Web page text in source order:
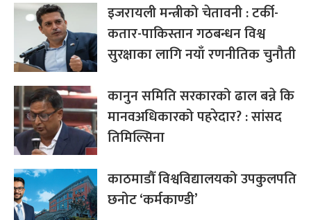
इजरायली मन्त्रीको चेतावनी : टर्की-
कतार-पाकिस्तान गठबन्धन विश्व
सुरक्षाका लागि नयाँ रणनीतिक चुनौती
कानुन समिति सरकारको ढाल बन्ने कि
मानवअधिकारको पहरेदार? : सांसद
तिमिल्सिना
काठमाडौँ विश्वविद्यालयको उपकुलपति
छनोट ‘कर्मकाण्डी’